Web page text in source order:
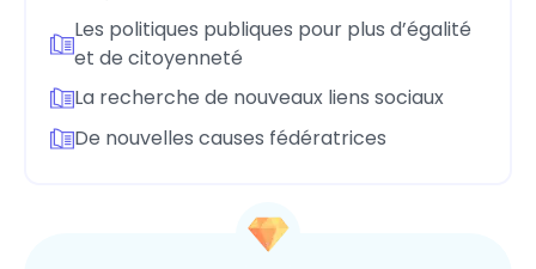
Les politiques publiques pour plus d’égalité
et de citoyenneté
La recherche de nouveaux liens sociaux
De nouvelles causes fédératrices